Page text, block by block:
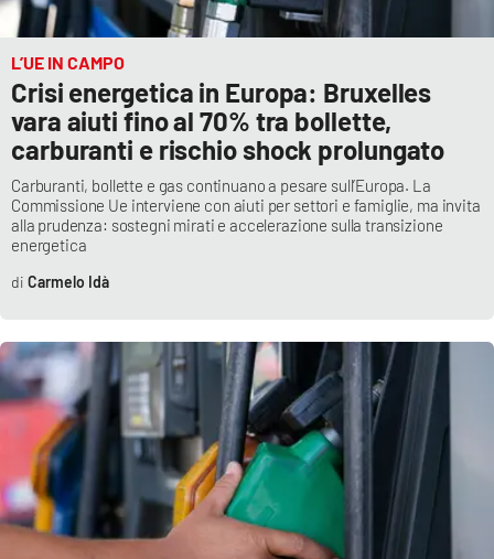
L’UE IN CAMPO
Crisi energetica in Europa: Bruxelles
vara aiuti fino al 70% tra bollette,
carburanti e rischio shock prolungato
Carburanti, bollette e gas continuano a pesare sull’Europa. La
Commissione Ue interviene con aiuti per settori e famiglie, ma invita
alla prudenza: sostegni mirati e accelerazione sulla transizione
energetica
Carmelo Idà